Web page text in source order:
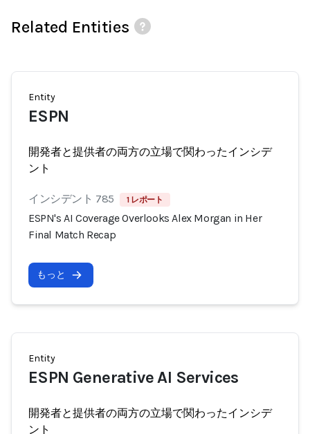
Related Entities
Entity
ESPN
開発者と提供者の両方の立場で関わったインシデ
ント
インシデント 785 1 レポート
ESPN's AI Coverage Overlooks Alex Morgan in Her
Final Match Recap
もっと
Entity
ESPN Generative AI Services
開発者と提供者の両方の立場で関わったインシデ
ント